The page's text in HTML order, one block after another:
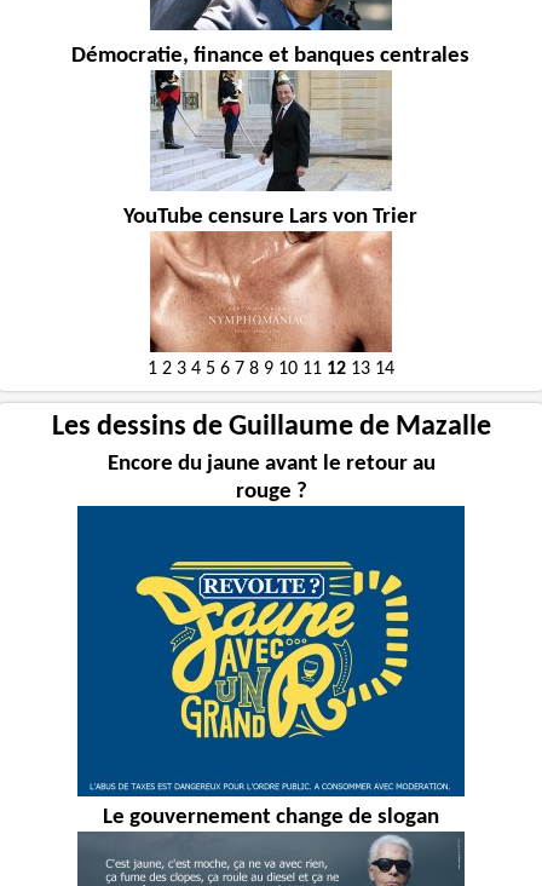
Démocratie, finance et banques centrales
YouTube censure Lars von Trier
1 2 3 4 5 6 7 8 9 10 11 12 13 14
Les dessins de Guillaume de Mazalle
Encore du jaune avant le retour au
rouge ?
Le gouvernement change de slogan